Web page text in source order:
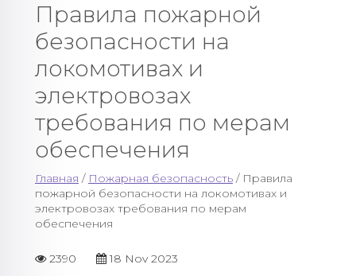
Правила пожарной
безопасности на
локомотивах и
электровозах
требования по мерам
обеспечения
Главная / Пожарная безопасность / Правила
пожарной безопасности на локомотивах и
электровозах требования по мерам
обеспечения
2390 18 Nov 2023